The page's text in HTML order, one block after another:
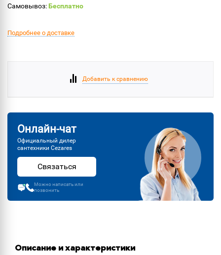
Самовывоз:Бесплатно
Подробнее о доставке
Добавить к сравнению
Онлайн-чат
Официальный дилер
сантехники Cezares
Связаться
Можно написать или
позвонить
Описание и характеристики